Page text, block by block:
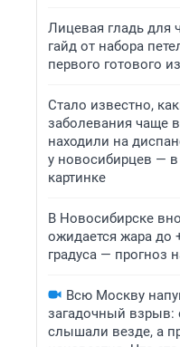
Лицевая гладь для
гайд от набора
первого готового
Стало известно,
заболевания чаще
находили на
у новосибирцев —
картинке
В Новосибирске
ожидается жара до
градуса — прогноз
Всю Москву
загадочный взрыв:
слышали везде, а